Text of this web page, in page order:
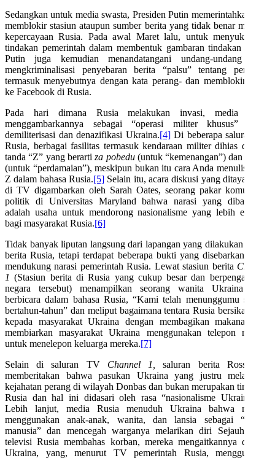
Sedangkan untuk media swasta, Presiden Putin memerintahkan agar
memblokir stasiun ataupun sumber berita yang tidak benar menurut
kepercayaan Rusia. Pada awal Maret lalu, untuk menyukseskan
tindakan pemerintah dalam membentuk gambaran tindakan Rusia,
Putin juga kemudian menandatangani undang-undang yang
mengkriminalisasi penyebaran berita “palsu” tentang perang -
termasuk menyebutnya dengan kata perang- dan memblokir akses
ke Facebook di Rusia.
Pada hari dimana Rusia melakukan invasi, media Rusia
menggambarkannya sebagai “operasi militer khusus” untuk
demiliterisasi dan denazifikasi Ukraina.[4]Di beberapa saluran TV
Rusia, berbagai fasilitas termasuk kendaraan militer dihias dengan
tanda “Z” yang berartiza pobedu(untuk “kemenangan”) dan
(untuk “perdamaian”), meskipun bukan itu cara Anda menulis huruf
Z dalam bahasa Rusia.[5] Selain itu, acara diskusi yang ditayangkan
di TV digambarkan oleh Sarah Oates, seorang pakar komunikasi
politik di Universitas Maryland bahwa narasi yang dibawakan
adalah usaha untuk mendorong nasionalisme yang lebih ekstrem
bagi masyarakat Rusia.[6]
Tidak banyak liputan langsung dari lapangan yang dilakukan kantor
berita Rusia, tetapi terdapat beberapa bukti yang disebarkan untuk
mendukung narasi pemerintah Rusia. Lewat stasiun berita Channel
1(Stasiun berita di Rusia yang cukup besar dan berpengaruh di
negara tersebut) menampilkan seorang wanita Ukraina yang
berbicara dalam bahasa Rusia, “Kami telah menunggumu selama
bertahun-tahun” dan meliput bagaimana tentara Rusia bersikap baik
kepada masyarakat Ukraina dengan membagikan makanan dan
membiarkan masyarakat Ukraina menggunakan telepon mereka
untuk menelepon keluarga mereka.[7]
Selain di saluran TV Channel 1,saluran berita Rossiya 1
memberitakan bahwa pasukan Ukraina yang justru melakukan
kejahatan perang di wilayah Donbas dan bukan merupakan tindakan
Rusia dan hal ini didasari oleh rasa “nasionalisme Ukraina”.
Lebih lanjut, media Rusia menuduh Ukraina bahwa mereka
menggunakan anak-anak, wanita, dan lansia sebagai “perisai
manusia” dan mencegah warganya melarikan diri Sejauh acara
televisi Rusia membahas korban, mereka mengaitkannya dengan
Ukraina, yang, menurut TV pemerintah Rusia, menggunakan